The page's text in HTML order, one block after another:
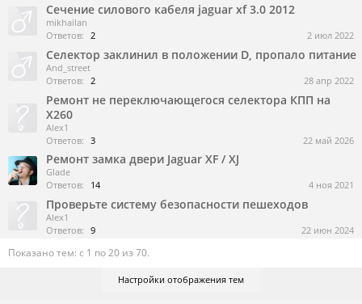
Сечение силового кабеля jaguar xf 3.0 2012
mikhailan
Ответов: 2 2 июл 2022
Селектор заклинил в положении D, пропало питание
And_street
Ответов: 2 28 апр 2022
Ремонт не переключающегося селектора КПП на
Х260
Alex1
Ответов: 3 22 май 2026
Ремонт замка двери Jaguar XF / XJ
Glade
Ответов:
14 4 ноя 2021
Проверьте систему безопасности пешеходов
Alex1
Ответов: 9 22 июн 2024
Показано тем: с 1 по 20 из 70.
Настройки отображения тем